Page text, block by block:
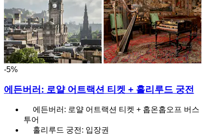
-5%
에든버러: 로얄 어트랙션 티켓 + 홀리루드 궁전
에든버러: 로얄 어트랙션 티켓 + 홉온홉오프 버스
투어
홀리루드 궁전: 입장권